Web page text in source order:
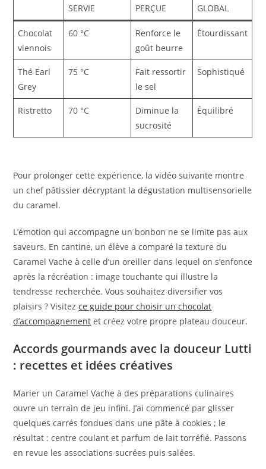
SERVIE
PERÇUE
GLOBAL
Chocolat
viennois
60 °C
Renforce le
goût beurre
Étourdissant
Thé Earl
Grey
75 °C
Fait ressortir
le sel
Sophistiqué
Ristretto 70 °C
Diminue la
sucrosité
Équilibré
Pour prolonger cette expérience, la vidéo suivante montre
un chef pâtissier décryptant la dégustation multisensorielle
du caramel.
L’émotion qui accompagne un bonbon ne se limite pas aux
saveurs. En cantine, un élève a comparé la texture du
Caramel Vache à celle d’un oreiller dans lequel on s’enfonce
après la récréation : image touchante qui illustre la
tendresse recherchée. Vous souhaitez diversifier vos
plaisirs ? Visitezce guide pour choisir un chocolat
d’accompagnement et créez votre propre plateau douceur.
Accords gourmands avec la douceur Lutti
: recettes et idées créatives
Marier un Caramel Vache à des préparations culinaires
ouvre un terrain de jeu infini. J’ai commencé par glisser
quelques carrés fondues dans une pâte à cookies ; le
résultat : centre coulant et parfum de lait torréfié. Passons
en revue les associations sucrées puis salées.